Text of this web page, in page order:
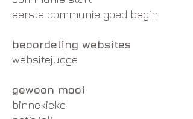
eerste communie goed begin
beoordeling websites
websitejudge
gewoon mooi
binnekieke